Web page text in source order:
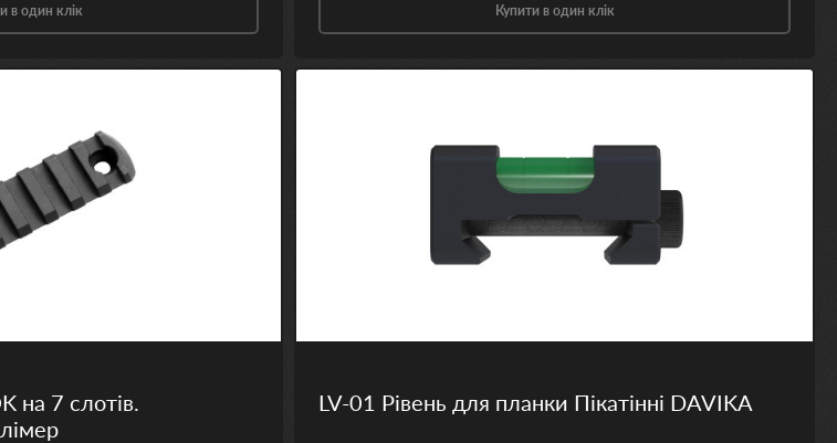
в один клік Купити в один клік
на 7 слотів.
LV-01 Рівень для планки Пікатінні DAVIKA